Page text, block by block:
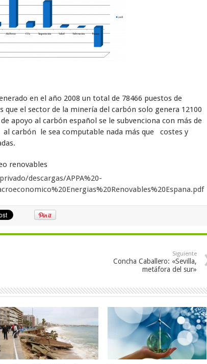
en el año 2008 un total de 78466 puestos de
el sector de la minería del carbón solo genera 12100
apoyo al carbón español se le subvenciona con más de
al carbón le sea computable nada más que costes y
descargas/APPA%20-
Siguiente
Concha Caballero: «Sevilla,
metáfora del sur»